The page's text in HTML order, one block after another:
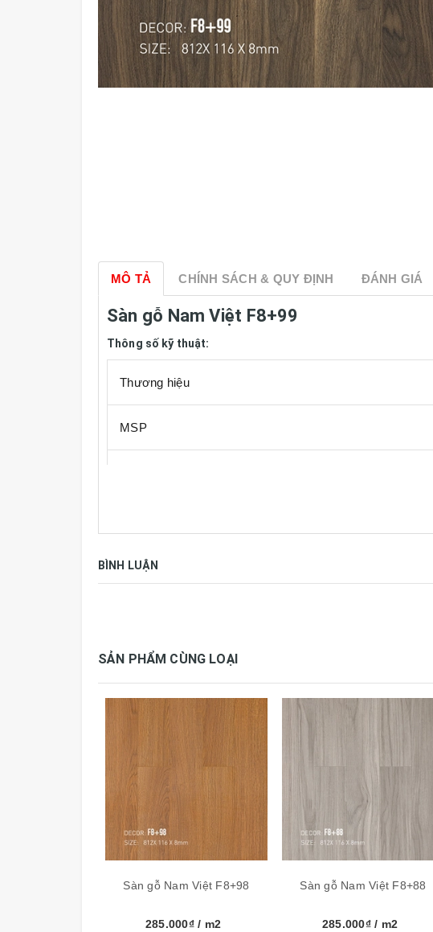
MÔ TẢ CHÍNH SÁCH & QUY ĐỊNH ĐÁNH GIÁ
Sàn gỗ Nam Việt F8+99
Thông số kỹ thuật:
Thương hiệu
MSP
Đóng gói
Cấu tạo sàn gỗ F8-Nam Việt:
BÌNH LUẬN
SẢN PHẨM CÙNG LOẠI
Sàn gỗ Nam Việt F8+98
285.000₫/ m2
Sàn gỗ Nam Việt F8+88
285.000₫/ m2